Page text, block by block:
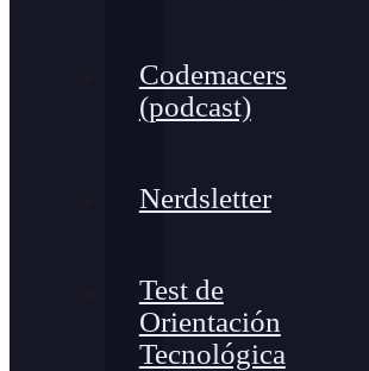
Codemacers
(podcast)
Nerdsletter
Test de
Orientación
Tecnológica